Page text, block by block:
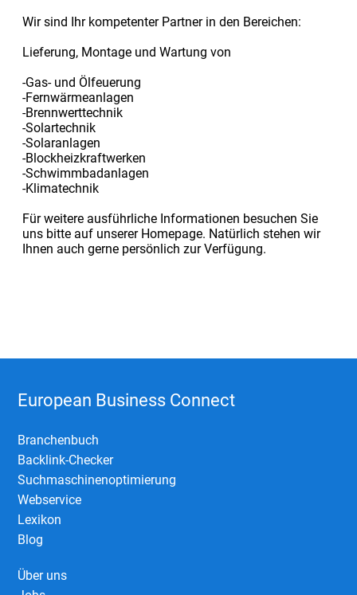
Wir sind Ihr kompetenter Partner in den Bereichen:
Lieferung, Montage und Wartung von
-Gas- und Ölfeuerung
-Fernwärmeanlagen
-Brennwerttechnik
-Solartechnik
-Solaranlagen
-Blockheizkraftwerken
-Schwimmbadanlagen
-Klimatechnik
Für weitere ausführliche Informationen besuchen Sie
uns bitte auf unserer Homepage. Natürlich stehen wir
Ihnen auch gerne persönlich zur Verfügung.
European Business Connect
Branchenbuch
Backlink-Checker
Suchmaschinenoptimierung
Webservice
Lexikon
Blog
Über uns